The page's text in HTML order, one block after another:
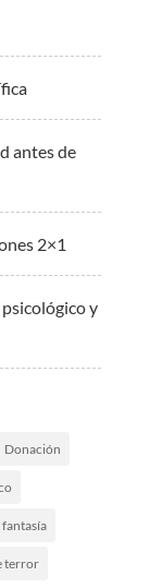
antes de
2×1
y
Donación
fantasía
terror